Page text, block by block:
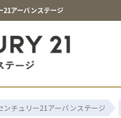
21アーバンステージ
ンチュリー21アーバンステージ